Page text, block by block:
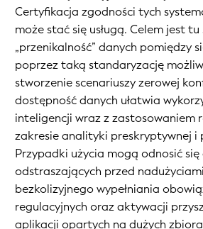
Certyfikacja zgodności tych
może stać się usługą. Celem jest tu
„przenikalność” danych pomiędzy
poprzez taką standaryzację
stworzenie scenariuszy zerowej
dostępność danych ułatwia
inteligencji wraz z zastosowaniem
zakresie analityki preskryptywnej i
Przypadki użycia mogą odnosić się
odstraszających przed
bezkolizyjnego wypełniania
regulacyjnych oraz aktywacji
aplikacji opartych na dużych